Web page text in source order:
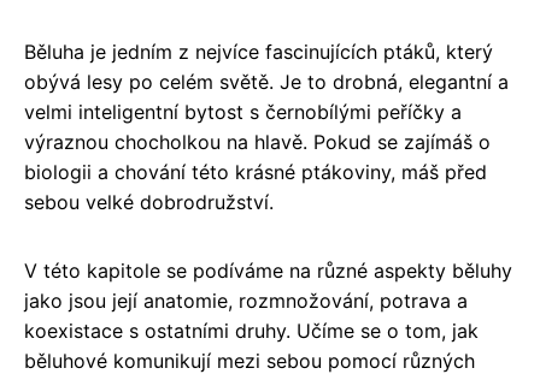
Běluha je jedním z nejvíce fascinujících ptáků, který
obývá lesy po celém světě. Je to drobná, elegantní a
velmi inteligentní bytost s černobílými peříčky a
výraznou chocholkou na hlavě. Pokud se zajímáš o
biologii a chování této krásné ptákoviny, máš před
sebou velké dobrodružství.
V této kapitole se podíváme na různé aspekty běluhy
jako jsou její anatomie, rozmnožování, potrava a
koexistace s ostatními druhy. Učíme se o tom, jak
běluhové komunikují mezi sebou pomocí různých